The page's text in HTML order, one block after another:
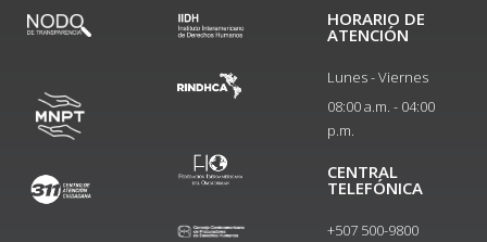
HORARIO DE
ATENCIÓN
Lunes - Viernes
08:00 a.m. - 04:00
p.m.
CENTRAL
TELEFÓNICA
+507 500-9800